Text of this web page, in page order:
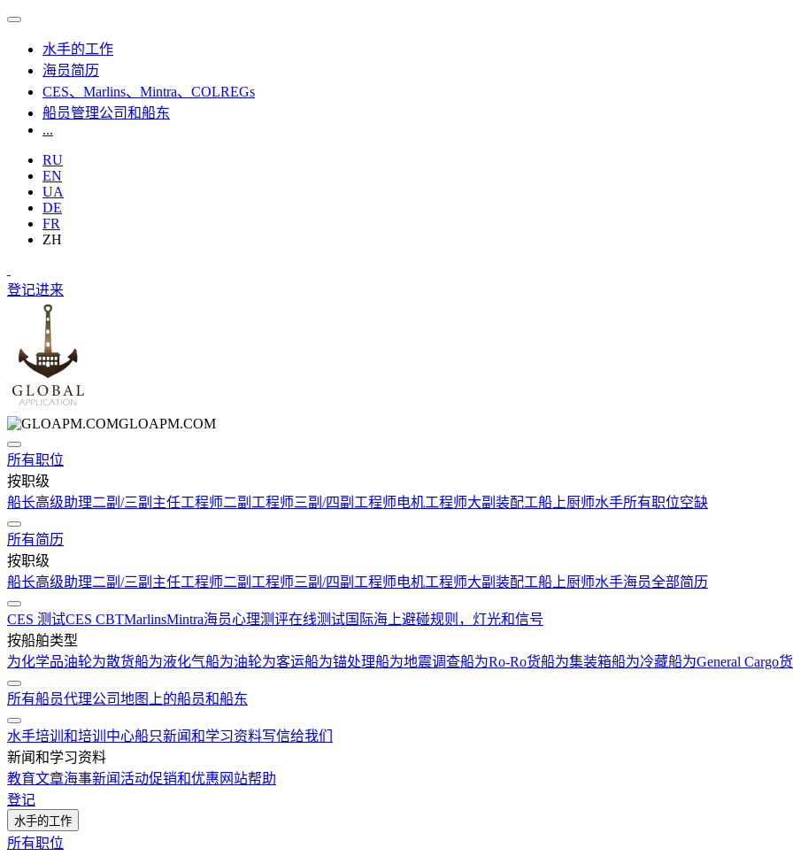
水手的工作
海员简历
CES、Marlins、Mintra、COLREGs
船员管理公司和船东
...
RU
EN
UA
DE
FR
ZH
登记进来
GLOAPM.COM
所有职位
按职级
船长高级助理二副/三副 主任工程师二副工程师三副/四副工程师电机工程师大副 装配工船上厨师水手所有职位空缺
所有简历
按职级
船长高级助理二副/三副 主任工程师二副工程师三副/四副工程师电机工程师大副 装配工船上厨师水手海员全部简历
CES 测试CES CBTMarlinsMintra海员心理测评在线测试国际海上避碰规则，灯光和信号
按船舶类型
为化学品油轮为散货船为液化气船为油轮为客运船为锚处理船为地震调查船为Ro-Ro货船为集装箱船为冷藏船为General Cargo
所有船员代理公司地图上的船员和船东
水手培训和培训中心船只新闻和学习资料写信给我们
新闻和学习资料
教育文章海事新闻活动促销和优惠 网站帮助
登记
水手的工作
所有职位